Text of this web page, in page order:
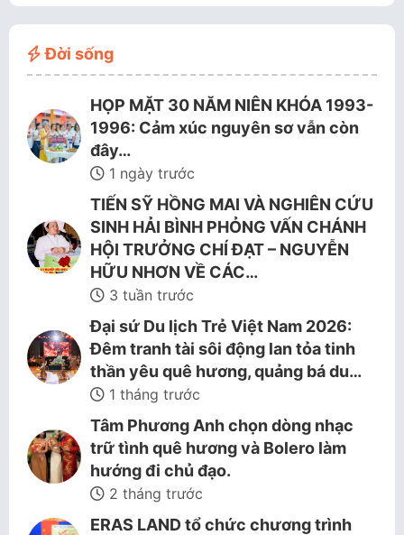
Đời sống
HỌP MẶT 30 NĂM NIÊN KHÓA 1993-
1996: Cảm xúc nguyên sơ vẫn còn
đây…
1 ngày trước
TIẾN SỸ HỒNG MAI VÀ NGHIÊN CỨU
SINH HẢI BÌNH PHỎNG VẤN CHÁNH
HỘI TRƯỞNG CHÍ ĐẠT – NGUYỄN
HỮU NHƠN VỀ CÁC…
3 tuần trước
Đại sứ Du lịch Trẻ Việt Nam 2026:
Đêm tranh tài sôi động lan tỏa tinh
thần yêu quê hương, quảng bá du…
1 tháng trước
Tâm Phương Anh chọn dòng nhạc
trữ tình quê hương và Bolero làm
hướng đi chủ đạo.
2 tháng trước
ERAS LAND tổ chức chương trình